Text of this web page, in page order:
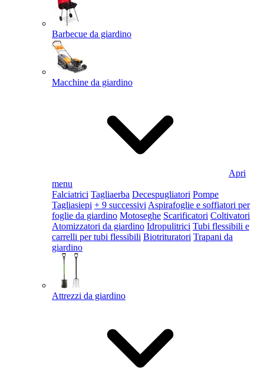
Barbecue da giardino
Macchine da giardino
Apri
menu
Falciatrici Tagliaerba Decespugliatori Pompe
Tagliasiepi + 9 successivi Aspirafoglie e soffiatori per
foglie da giardino Motoseghe Scarificatori Coltivatori
Atomizzatori da giardino Idropulitrici Tubi flessibili e
carrelli per tubi flessibili Biotrituratori Trapani da
giardino
Attrezzi da giardino